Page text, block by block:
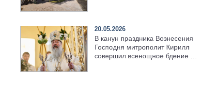
20.05.2026
В канун праздника Вознесения
Господня митрополит Кирилл
совершил всенощное бдение в